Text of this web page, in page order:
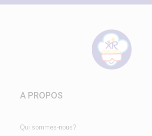
A PROPOS
Qui sommes-nous?